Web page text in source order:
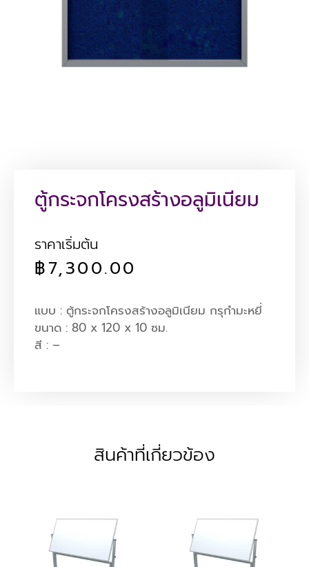
ตู้กระจกโครงสร้างอลูมิเนียม
ราคาเริ่มต้น
฿7,300.00
แบบ : ตู้กระจกโครงสร้างอลูมิเนียม กรุกำมะหยี่
ขนาด : 80 x 120 x 10 ซม.
สี : –
สินค้าที่เกี่ยวข้อง